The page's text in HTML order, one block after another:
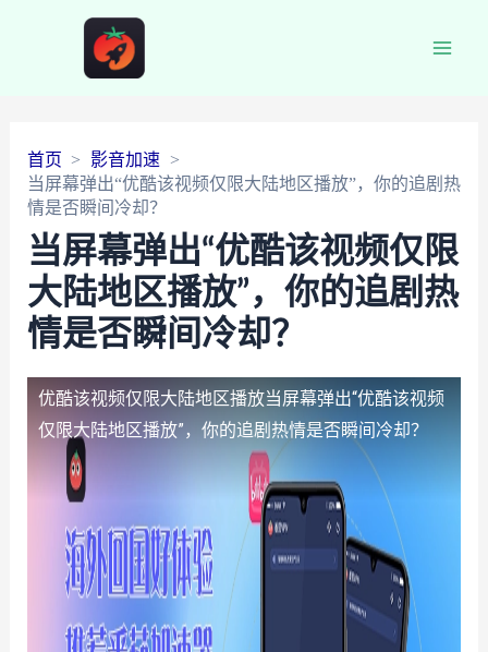
首页
影音加速
当屏幕弹出“优酷该视频仅限大陆地区播放”，你的追剧热
情是否瞬间冷却？
当屏幕弹出“优酷该视频仅限
大陆地区播放”，你的追剧热
情是否瞬间冷却？
优酷该视频仅限大陆地区播放当屏幕弹出“优酷该视频
仅限大陆地区播放”，你的追剧热情是否瞬间冷却？